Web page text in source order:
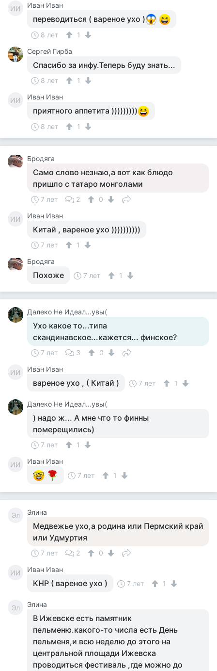
ИИ Иван Иван
переводиться ( вареное ухо )
8 лет
1
Сергей Гирба
Спасибо за инфу.Теперь буду знать...
8 лет 1
ИИ Иван Иван
приятного аппетита )))))))))
8 лет 1
Бродяга
Само слово незнаю,а вот как блюдо
пришло с татаро монголами
7 лет 2 0
ИИ Иван Иван
Китай , вареное ухо ))))))))))
7 лет
1
Бродяга
Похоже 7 лет 1
Далеко Не Идеал...увы(
Ухо какое то...типа
скандинавское...кажется... финское?
7 лет 3 0
ИИ Иван Иван
вареное ухо , ( Китай ) 7 лет 1
Далеко Не Идеал...увы(
) надо ж... А мне что то финны
померещились)
7 лет 1
ИИ
Иван Иван
7 лет
1
Эл Элина
Медвежье ухо,а родина или Пермский край
или Удмуртия
7 лет 2 0
ИИ Иван Иван
КНР ( вареное ухо ) 7 лет 1
Эл Элина
В Ижевске есть памятник
пельменю.какого-то числа есть День
пельменя,и всю неделю до этого на
центральной площади Ижевска
проводиться фестиваль ,где можно до